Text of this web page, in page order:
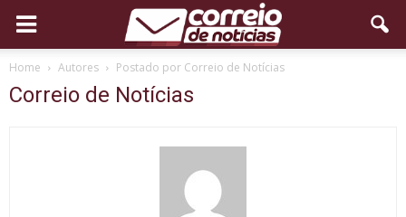
Home Autores Postado por Correio de Notícias
Correio de Notícias